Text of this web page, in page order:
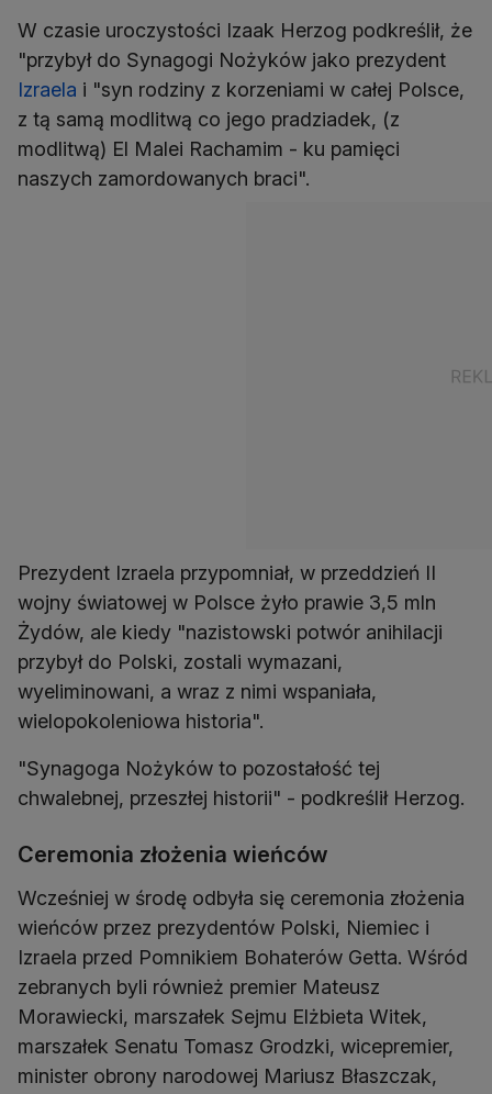
W czasie uroczystości Izaak Herzog podkreślił, że
"przybył do Synagogi Nożyków jako prezydent
Izraela i "syn rodziny z korzeniami w całej Polsce,
z tą samą modlitwą co jego pradziadek, (z
modlitwą) El Malei Rachamim - ku pamięci
naszych zamordowanych braci".
Prezydent Izraela przypomniał, w przeddzień II
wojny światowej w Polsce żyło prawie 3,5 mln
Żydów, ale kiedy "nazistowski potwór anihilacji
przybył do Polski, zostali wymazani,
wyeliminowani, a wraz z nimi wspaniała,
wielopokoleniowa historia".
"Synagoga Nożyków to pozostałość tej
chwalebnej, przeszłej historii" - podkreślił Herzog.
Ceremonia złożenia wieńców
Wcześniej w środę odbyła się ceremonia złożenia
wieńców przez prezydentów Polski, Niemiec i
Izraela przed Pomnikiem Bohaterów Getta. Wśród
zebranych byli również premier Mateusz
Morawiecki, marszałek Sejmu Elżbieta Witek,
marszałek Senatu Tomasz Grodzki, wicepremier,
minister obrony narodowej Mariusz Błaszczak,